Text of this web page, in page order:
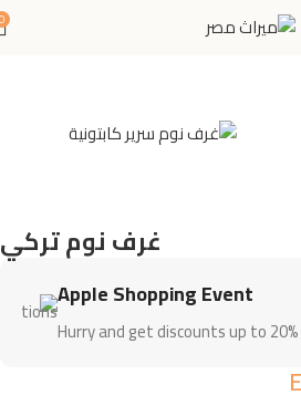
غرف نوم تركي
Apple Shopping Event
Hurry and get discounts up to 20%